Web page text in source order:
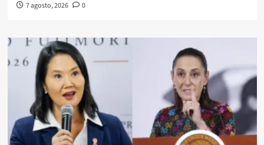
7 agosto, 2026 0